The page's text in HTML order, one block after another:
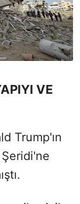
VE
Trump'ın
Şeridi'ne